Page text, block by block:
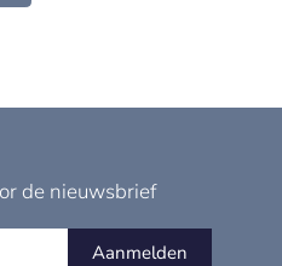
de nieuwsbrief
Aanmelden